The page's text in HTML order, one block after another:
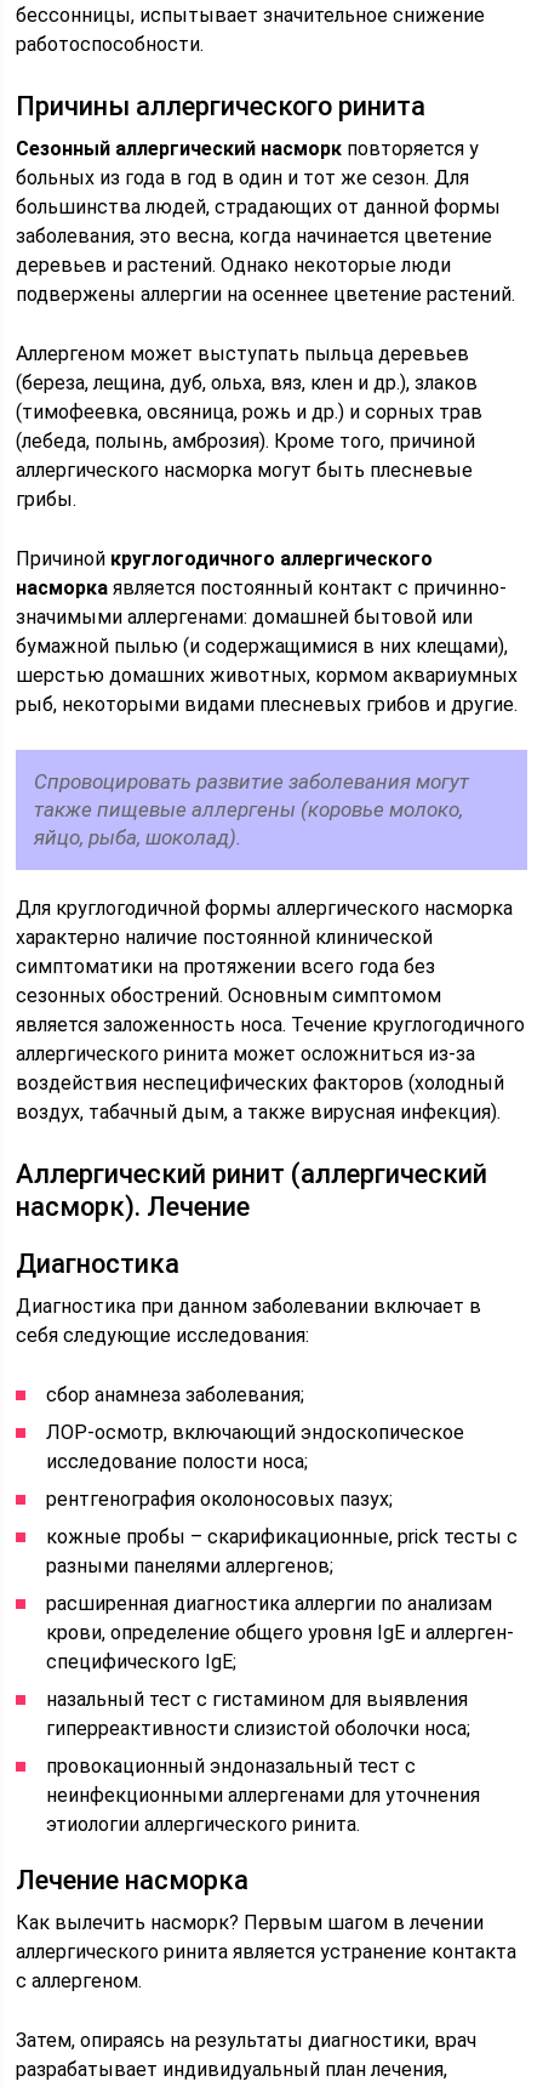
бессонницы, испытывает значительное снижение
работоспособности.
Причины аллергического ринита
Сезонный аллергический насморк повторяется у
больных из года в год в один и тот же сезон. Для
большинства людей, страдающих от данной формы
заболевания, это весна, когда начинается цветение
деревьев и растений. Однако некоторые люди
подвержены аллергии на осеннее цветение растений.
Аллергеном может выступать пыльца деревьев
(береза, лещина, дуб, ольха, вяз, клен и др.), злаков
(тимофеевка, овсяница, рожь и др.) и сорных трав
(лебеда, полынь, амброзия). Кроме того, причиной
аллергического насморка могут быть плесневые
грибы.
Причиной круглогодичного аллергического
насморка является постоянный контакт с причинно-
значимыми аллергенами: домашней бытовой или
бумажной пылью (и содержащимися в них клещами),
шерстью домашних животных, кормом аквариумных
рыб, некоторыми видами плесневых грибов и другие.
Спровоцировать развитие заболевания могут
также пищевые аллергены (коровье молоко,
яйцо, рыба, шоколад).
Для круглогодичной формы аллергического насморка
характерно наличие постоянной клинической
симптоматики на протяжении всего года без
сезонных обострений. Основным симптомом
является заложенность носа. Течение круглогодичного
аллергического ринита может осложниться из-за
воздействия неспецифических факторов (холодный
воздух, табачный дым, а также вирусная инфекция).
Аллергический ринит (аллергический
насморк). Лечение
Диагностика
Диагностика при данном заболевании включает в
себя следующие исследования:
сбор анамнеза заболевания;
ЛОР-осмотр, включающий эндоскопическое
исследование полости носа;
рентгенография околоносовых пазух;
кожные пробы – скарификационные, prick тесты с
разными панелями аллергенов;
расширенная диагностика аллергии по анализам
крови, определение общего уровня IgE и аллерген-
специфического IgE;
назальный тест с гистамином для выявления
гиперреактивности слизистой оболочки носа;
провокационный эндоназальный тест с
неинфекционными аллергенами для уточнения
этиологии аллергического ринита.
Лечение насморка
Как вылечить насморк? Первым шагом в лечении
аллергического ринита является устранение контакта
с аллергеном.
Затем, опираясь на результаты диагностики, врач
разрабатывает индивидуальный план лечения,